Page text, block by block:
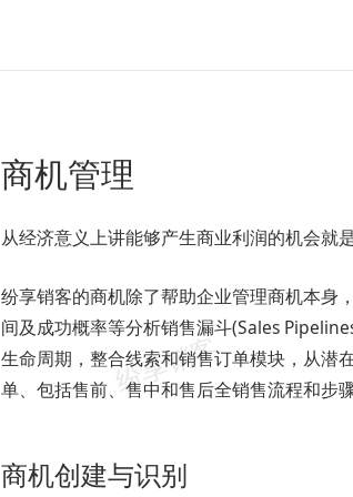
商机管理
从经济意义上讲能够产生商业利润的机会就
纷享销客的商机除了帮助企业管理商机本身
间及成功概率等分析销售漏斗(Sales
生命周期，整合线索和销售订单模块，从潜
单、包括售前、售中和售后全销售流程和步骤
商机创建与识别